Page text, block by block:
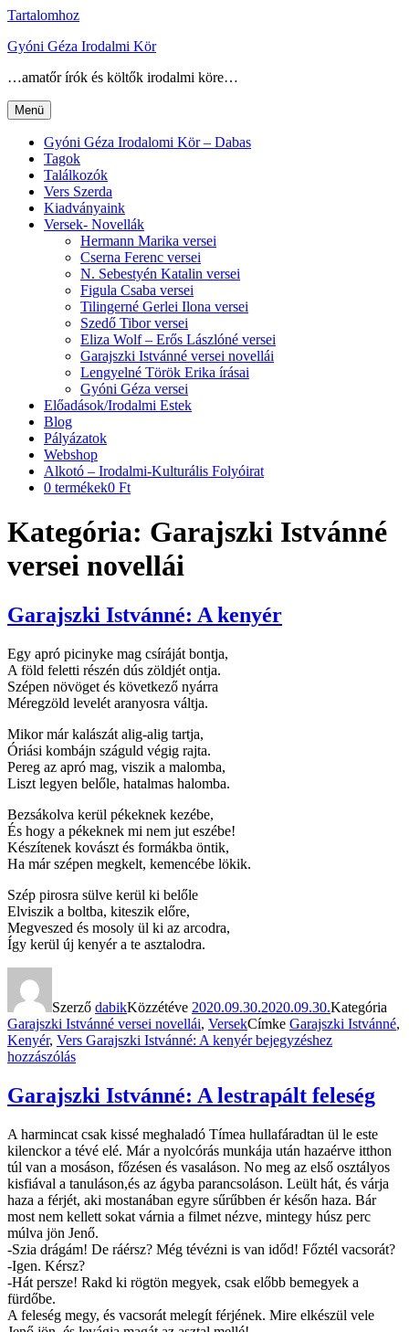
Tartalomhoz
Gyóni Géza Irodalmi Kör
…amatőr írók és költők irodalmi köre…
Menü
Gyóni Géza Irodalomi Kör – Dabas
Tagok
Találkozók
Vers Szerda
Kiadványaink
Versek- Novellák
Hermann Marika versei
Cserna Ferenc versei
N. Sebestyén Katalin versei
Figula Csaba versei
Tilingerné Gerlei Ilona versei
Szedő Tibor versei
Eliza Wolf – Erős Lászlóné versei
Garajszki Istvánné versei novellái
Lengyelné Török Erika írásai
Gyóni Géza versei
Előadások/Irodalmi Estek
Blog
Pályázatok
Webshop
Alkotó – Irodalmi-Kulturális Folyóirat
0 termékek0 Ft
Kategória: Garajszki Istvánné
versei novellái
Garajszki Istvánné: A kenyér
Egy apró picinyke mag csíráját bontja,
A föld feletti részén dús zöldjét ontja.
Szépen növöget és következő nyárra
Méregzöld levelét aranyosra váltja.
Mikor már kalászát alig-alig tartja,
Óriási kombájn száguld végig rajta.
Pereg az apró mag, viszik a malomba,
Liszt legyen belőle, hatalmas halomba.
Bezsákolva kerül pékeknek kezébe,
És hogy a pékeknek mi nem jut eszébe!
Készítenek kovászt és formákba öntik,
Ha már szépen megkelt, kemencébe lökik.
Szép pirosra sülve kerül ki belőle
Elviszik a boltba, kiteszik előre,
Megveszed és mosoly ül ki az arcodra,
Így kerül új kenyér a te asztalodra.
Szerző dabikKözzétéve 2020.09.30.2020.09.30.Kategória
Garajszki Istvánné versei novellái, VersekCímke Garajszki Istvánné,
Kenyér, Vers Garajszki Istvánné: A kenyérbejegyzéshez
hozzászólás
Garajszki Istvánné: A lestrapált feleség
A harmincat csak kissé meghaladó Tímea hullafáradtan ül le este
kilenckor a tévé elé. Már a nyolcórás munkája után hazaérve itthon
túl van a mosáson, főzésen és vasaláson. No meg az első osztályos
kisfiával a tanuláson,és az ágyba parancsoláson. Leült hát, és várja
haza a férjét, aki mostanában egyre sűrűbben ér későn haza. Bár
most nem kellett sokat várnia a filmet nézve, mintegy húsz perc
múlva jön Jenő.
-Szia drágám! De ráérsz? Még tévézni is van időd! Főztél vacsorát?
-Igen. Kérsz?
-Hát persze! Rakd ki rögtön megyek, csak előbb bemegyek a
fürdőbe.
A feleség megy, és vacsorát melegít férjének. Mire elkészül vele